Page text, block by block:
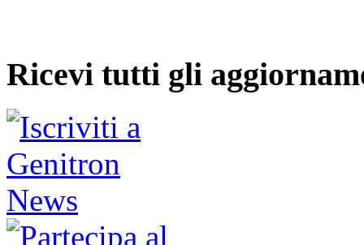
Ricevi tutti gli